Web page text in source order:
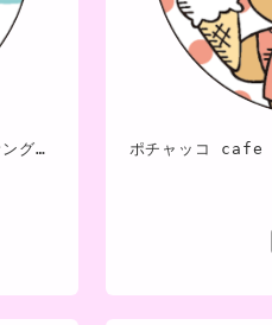
ポチャッコ cafe 限定コラボ缶バッヂ（サングラス）